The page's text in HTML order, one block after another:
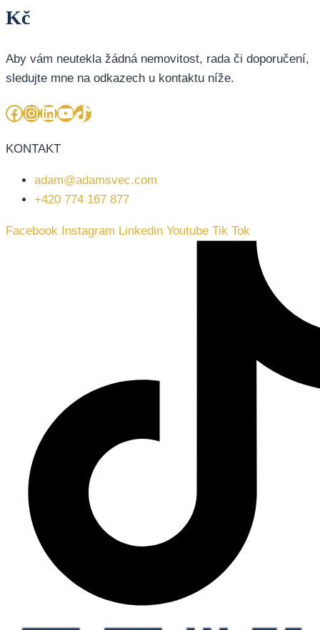
Kč
Aby vám neutekla žádná nemovitost, rada či doporučení,
sledujte mne na odkazech u kontaktu níže.
Facebook
Instagram
LinkedIn
YouTube
TikTok
KONTAKT
adam@adamsvec.com
+420 774 167 877
Facebook Instagram Linkedin Youtube Tik Tok